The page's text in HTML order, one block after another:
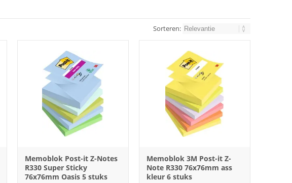
Sorteren:
Memoblok Post-it Z-Notes
R330 Super Sticky
76x76mm Oasis 5 stuks
Memoblok 3M Post-it Z-
Note R330 76x76mm ass
kleur 6 stuks